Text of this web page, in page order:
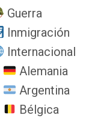
Guerra
Inmigración
Internacional
Alemania
Argentina
Bélgica